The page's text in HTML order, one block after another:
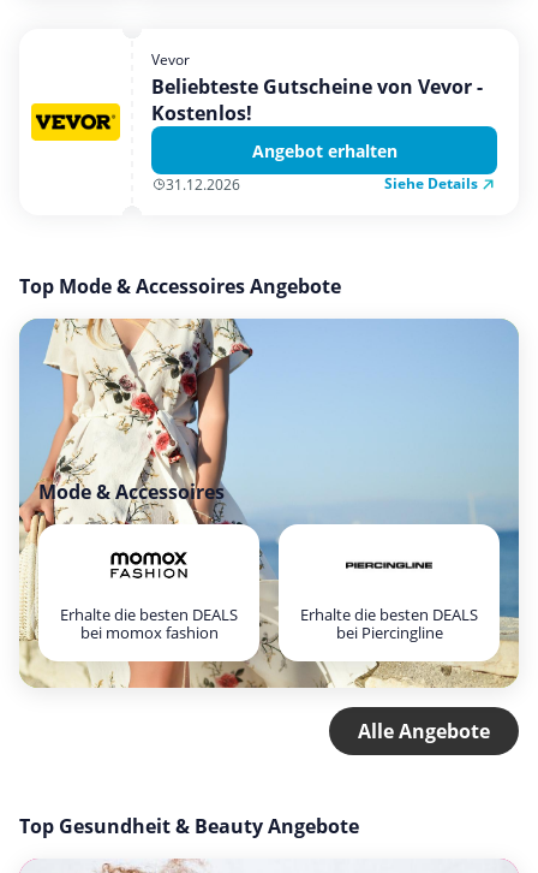
Vevor
Beliebteste Gutscheine von Vevor -
Kostenlos!
Angebot erhalten
31.12.2026 Siehe Details
Top Mode & Accessoires Angebote
Mode & Accessoires
Erhalte die besten DEALS
bei momox fashion
Erhalte die besten DEALS
bei Piercingline
Alle Angebote
Top Gesundheit & Beauty Angebote